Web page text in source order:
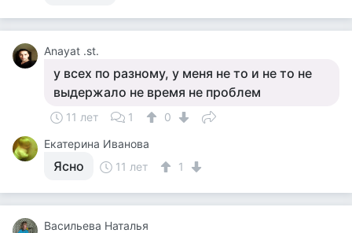
Anayat .st.
у всех по разному, у меня не то и не то не
выдержало не время не проблем
11 лет 1
0
Екатерина Иванова
Ясно 11 лет 1
Васильева Наталья